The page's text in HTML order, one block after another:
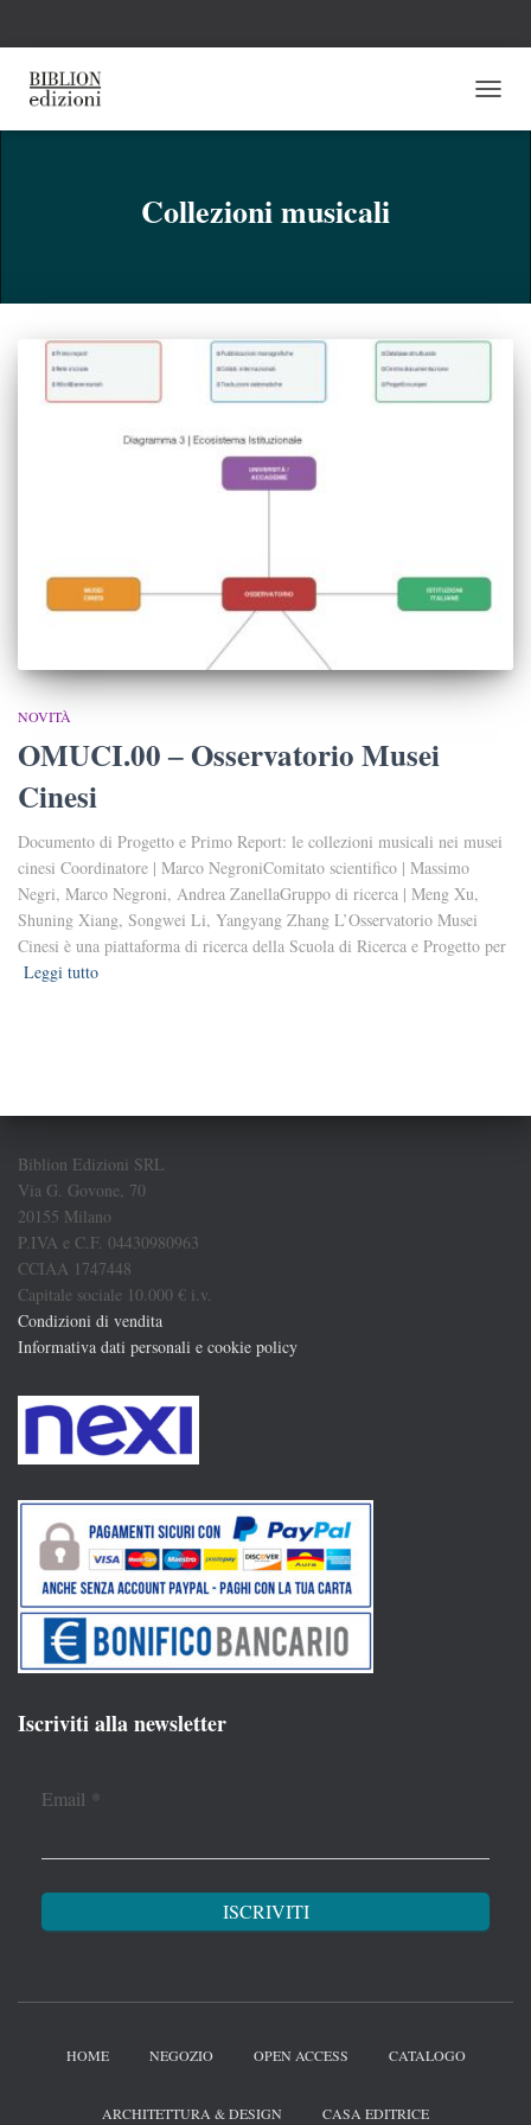
Collezioni musicali
NOVITÀ
OMUCI.00 ‒ Osservatorio Musei
Cinesi
Documento di Progetto e Primo Report: le collezioni musicali nei musei
cinesi Coordinatore | Marco NegroniComitato scientifico | Massimo
Negri, Marco Negroni, Andrea ZanellaGruppo di ricerca | Meng Xu,
Shuning Xiang, Songwei Li, Yangyang Zhang L’Osservatorio Musei
Cinesi è una piattaforma di ricerca della Scuola di Ricerca e Progetto per
Leggi tutto
Biblion Edizioni SRL
Via G. Govone, 70
20155 Milano
P.IVA e C.F. 04430980963
CCIAA 1747448
Capitale sociale 10.000 € i.v.
Condizioni di vendita
Informativa dati personali e cookie policy
Iscriviti alla newsletter
Email *
HOME NEGOZIO OPEN ACCESS CATALOGO
ARCHITETTURA & DESIGN CASA EDITRICE